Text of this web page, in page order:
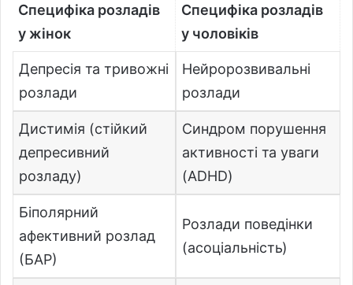
Специфіка розладів
у жінок
Специфіка розладів
у чоловіків
Депресія та тривожні
розлади
Нейророзвивальні
розлади
Дистимія (стійкий
депресивний
розладу)
Синдром порушення
активності та уваги
(ADHD)
Біполярний
афективний розлад
(БАР)
Розлади поведінки
(асоціальність)